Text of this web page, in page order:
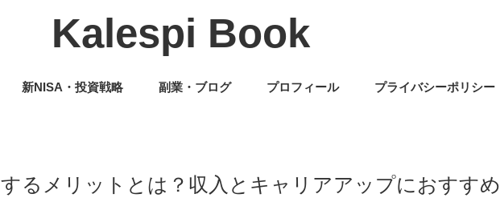
Kalespi Book
新NISA・投資戦略 副業・ブログ プロフィール プライバシーポリシー
るメリットとは？収入とキャリアアップにおすすめ